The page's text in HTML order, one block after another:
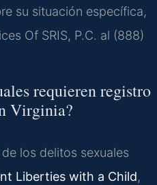
su situación específica,
Of SRIS, P.C. al (888)
requieren registro
Virginia?
los delitos sexuales
Liberties with a Child,